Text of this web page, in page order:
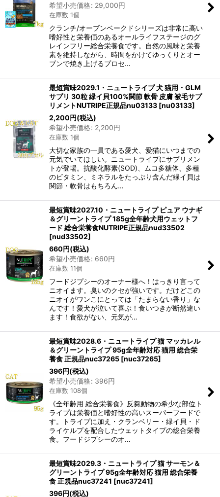
希望小売価格: 29,000円
在庫数 1個
クランチ/オーブンベークドシリーズは非常に高い
嗜好性と栄養価のあるオールライフステージのグ
レインフリー総合栄養食です。自然の風味と栄養
素を維持しながら、時間をかけてゆっくりとオー
ブンで焼き上げるプロセ…
最短賞味2029.1・ニュートライプ 犬 猫用・GLM
サプリ 30粒 緑イ貝100%関節 軟骨 皮膚 被毛サプ
リメントNUTRIPE正規品nu03133 [nu03133]
2,200円(税込)
希望小売価格: 2,200円
在庫数 1個
大切な家族の一員である愛犬、愛猫にいつまでの
元気でいてほしい。ニュートライプにサプリメン
トが登場。抗酸化酵素(SOD)、ムコ多糖体、多種
のビタミン、ミネラルをたっぷり含んだ緑イ貝は
関節・軟骨はもちろん…
最短賞味2027.10・ニュートライプ ピュア ウナギ
＆グリーントライプ 185g全年齢犬用ウェットフ
ード 総合栄養食NUTRIPE正規品nud33502
[nud33502]
660円(税込)
希望小売価格: 660円
在庫数 11個
フードジプシーのオーナー様へ！はっきり言って
ニオイます。臭いのクセが強いです。だけどこの
ニオイがワンこにとっては「たまらない香り」な
んです！愛犬が泣いて喜ぶ！食いつきが断然違い
ます！食欲がない、元気が…
最短賞味2028.6・ニュートライプ 猫 マッカレル
＆グリーントライプ 95g全年齢対応 猫用 総合栄
養食 正規品nuc37265 [nuc37265]
396円(税込)
希望小売価格: 396円
在庫数 108個
《全年齢用 総合栄養食》反芻動物の希少な部位ト
ライプは栄養価と嗜好性の高いスーパーフードで
す。トライプに加え・クランベリー・緑イ貝・ド
ライケルプを配合したウェットタイプの総合栄養
食。フードジプシーのオ…
最短賞味2029.3・ニュートライプ 猫 サーモン＆
グリーントライプ 95g全年齢対応 猫用 総合栄養
食 正規品nuc37241 [nuc37241]
396円(税込)